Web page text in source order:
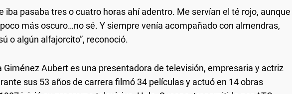
iba pasaba tres o cuatro horas ahí adentro. Me servían el té rojo, aunque
más oscuro…no sé. Y siempre venía acompañado con almendras,
o algún alfajorcito”, reconoció.
Giménez Aubert es una presentadora de televisión, empresaria y actriz
sus 53 años de carrera filmó 34 películas y actuó en 14 obras